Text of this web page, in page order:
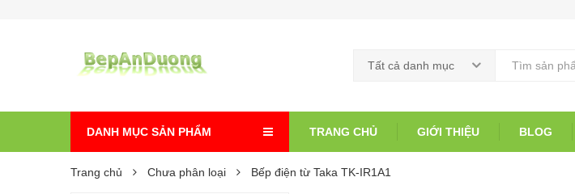
Tất cả danh mục
DANH MỤC SẢN PHẨM TRANG CHỦ GIỚI THIỆU BLOG
Trang chủ Chưa phân loại Bếp điện từ Taka TK-IR1A1